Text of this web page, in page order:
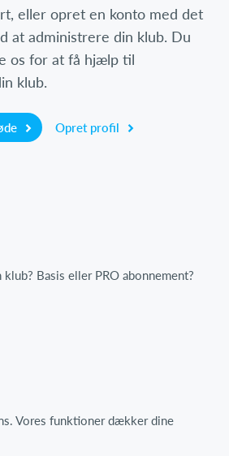
eller opret en konto med det
at administrere din klub. Du
os for at få hjælp til
klub.
Opret profil
Basis eller PRO abonnement?
Vores funktioner dækker dine